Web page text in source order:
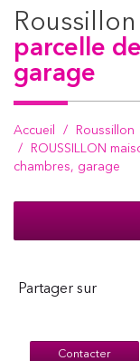
parcelle
garage
Accueil
Roussillon
ROUSSILLON
chambres, garage
Partager sur
Contacter